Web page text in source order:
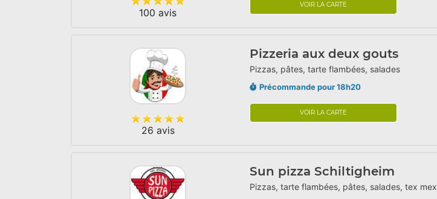
100 avis
VOIR LA CARTE
26 avis
Pizzeria aux deux gouts
Pizzas, pâtes, tarte flambées, salades
Précommande pour 18h20
VOIR LA CARTE
Sun pizza Schiltigheim
Pizzas, tarte flambées, pâtes, salades, tex mex